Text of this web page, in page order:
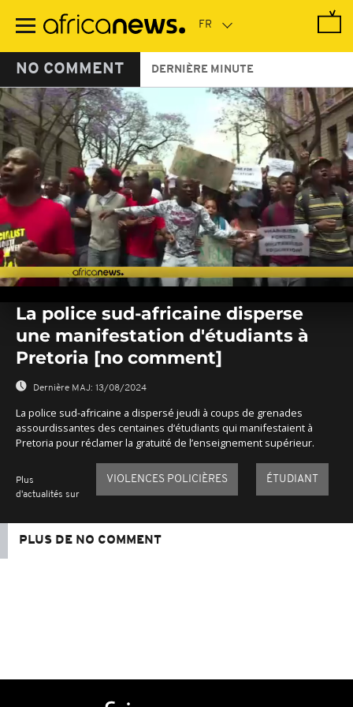
contenu
NO COMMENT DERNIÈRE MINUTE
seconds
seconds
La police sud-africaine disperse
une manifestation d'étudiants à
Pretoria [no comment]
Dernière MAJ: 13/08/2024
La police sud-africaine a dispersé jeudi à coups de grenades
assourdissantes des centaines d‘étudiants qui manifestaient à
Pretoria pour réclamer la gratuité de l’enseignement supérieur.
Plus
d'actualités sur
VIOLENCES POLICIÈRES ÉTUDIANT
PLUS DE NO COMMENT